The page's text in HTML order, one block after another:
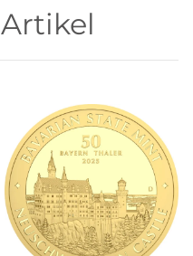
Artikel